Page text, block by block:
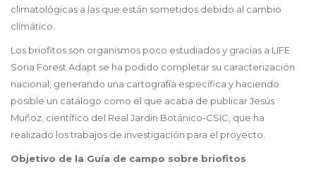
climatológicas a las que están sometidos debido al cambio
climático.
Los briofitos son organismos poco estudiados y gracias a LIFE
Soria Forest Adapt se ha podido completar su caracterización
nacional, generando una cartografía específica y haciendo
posible un catálogo como el que acaba de publicar Jesús
Muñoz, científico del Real Jardín Botánico-CSIC, que ha
realizado los trabajos de investigación para el proyecto.
Objetivo de la Guía de campo sobre briofitos